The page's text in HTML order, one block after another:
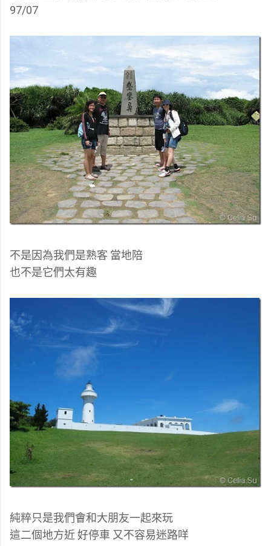
97/07
不是因為我們是熟客 當地陪
也不是它們太有趣
純粹只是我們會和大朋友一起來玩
這二個地方近 好停車 又不容易迷路咩